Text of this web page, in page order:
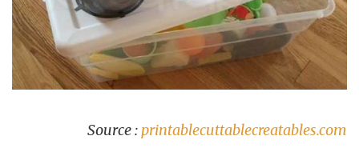
Source :printablecuttablecreatables.com